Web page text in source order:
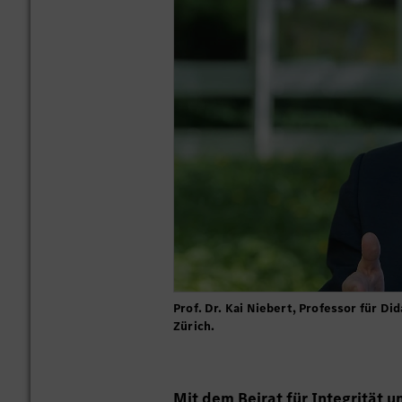
Prof. Dr. Kai Niebert, Professor für
Zürich.